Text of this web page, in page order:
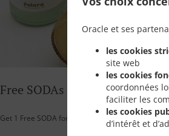
Oracle et ses
les cookies
site web
les cookies
coordonnées
faciliter les
les cookies
d’intérêt et
Free SODAs
Get 1 Free SODA for over 30 EUR spent